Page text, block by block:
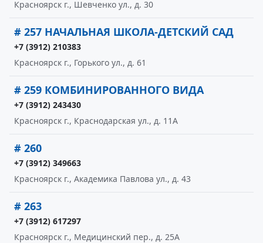
Красноярск г., Шевченко ул., д. 30
# 257 НАЧАЛЬНАЯ ШКОЛА-ДЕТСКИЙ САД
+7 (3912) 210383
Красноярск г., Горького ул., д. 61
# 259 КОМБИНИРОВАННОГО ВИДА
+7 (3912) 243430
Красноярск г., Краснодарская ул., д. 11А
# 260
+7 (3912) 349663
Красноярск г., Академика Павлова ул., д. 43
# 263
+7 (3912) 617297
Красноярск г., Медицинский пер., д. 25А